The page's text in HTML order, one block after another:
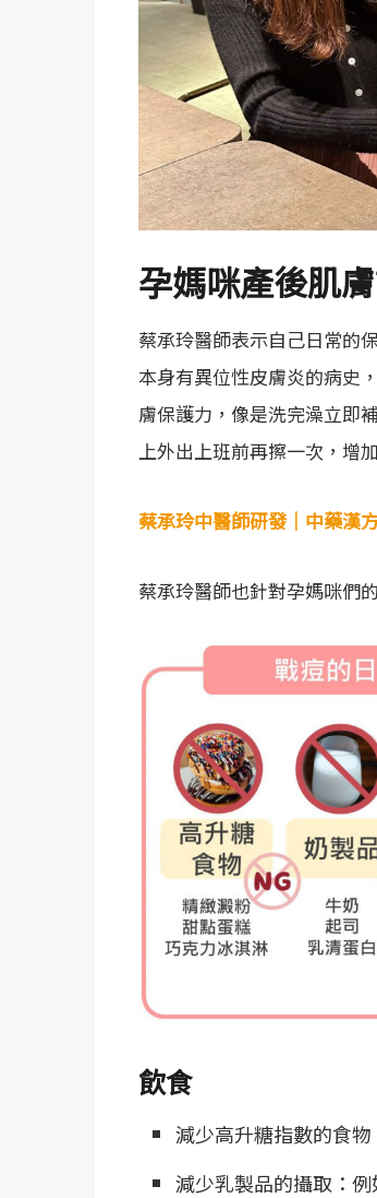
孕媽咪產後肌
蔡承玲醫師表示自己日常的
本身有異位性皮膚炎的病史
膚保護力，像是洗完澡立即
上外出上班前再擦一次，增
蔡承玲中醫師研發｜中藥漢
蔡承玲醫師也針對孕媽咪們
飲食
減少高升糖指數的食
減少乳製品的攝取：